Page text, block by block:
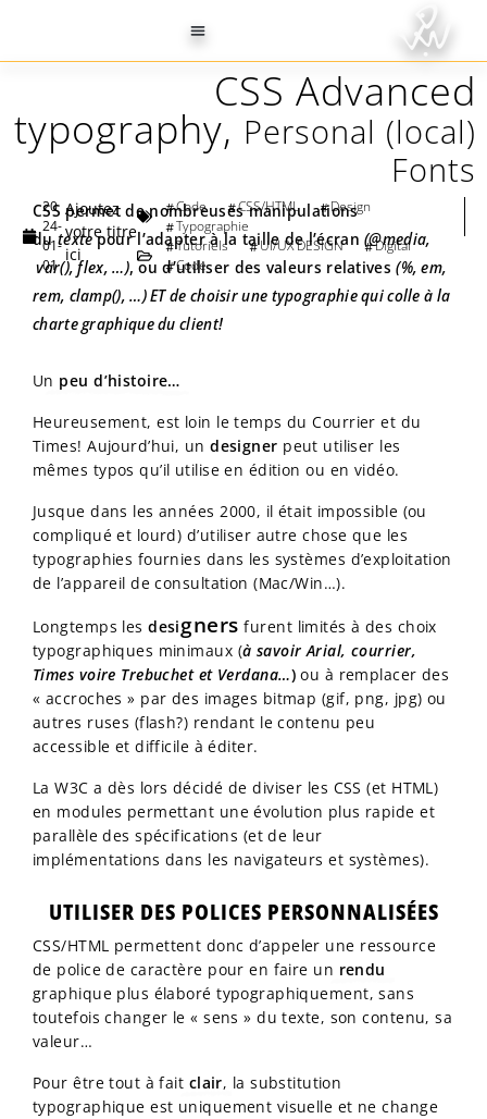
CSS Advanced
typography, Personal (local)
Fonts
20
24-
01-
01
Ajoutez
votre titre
ici
CSS permet de nombreuses manipulations
dutextepour l’adapter à la taille de l’écran(@media,
var(), flex, …), ou d’utiliser des valeurs relatives(%, em,
rem, clamp(), …) ET de choisir une typographie qui colle à la
charte graphique du client!
Un peu d’histoire…
Heureusement, est loin le temps du Courrier et du
Times! Aujourd’hui, undesigner peut utiliser les
mêmes typos qu’il utilise en édition ou en vidéo.
Jusque dans les années 2000, il était impossible (ou
compliqué et lourd) d’utiliser autre chose que les
typographies fournies dans les systèmes d’exploitation
de l’appareil de consultation (Mac/Win…).
Longtemps lesdesigners furent limités à des choix
typographiques minimaux (à savoir Arial, courrier,
Times voire Trebuchet et Verdana…)ou à remplacer des
« accroches » par des images bitmap (gif, png, jpg) ou
autres ruses (flash?) rendant le contenu peu
accessible et difficile à éditer.
La W3C a dès lors décidé de diviser les CSS (et HTML)
en modules permettant une évolution plus rapide et
parallèle des spécifications (et de leur
implémentations dans les navigateurs et systèmes).
UTILISER DES POLICES PERSONNALISÉES
CSS/HTML permettent donc d’appeler une ressource
de police de caractère pour en faire un rendu
graphique plus élaboré typographiquement, sans
toutefois changer le « sens » du texte, son contenu, sa
valeur…
Pour être tout à fait clair, la substitution
typographique est uniquement visuelle et ne change